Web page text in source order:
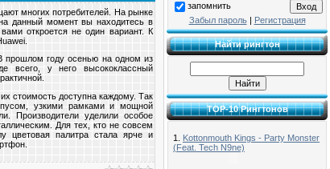
многих потребителей. На рынке
данный момент вы находитесь в
откроется не один вариант. К
прошлом году осенью на одном из
всего, у него высококлассный
стоимость доступна каждому. Так
узкими рамками и мощной
Производители уделили особое
Для тех, кто не совсем
цветовая палитра стала ярче и
запомнить
Забыл пароль| Регистрация
Найти рингтон
TOP-10 Рингтонов
1. Kottonmouth Kings - Party Monster
(Feat. Tech N9ne)